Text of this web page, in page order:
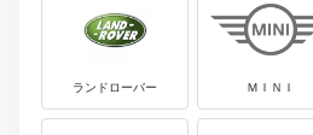
ランドローバー ＭＩＮＩ